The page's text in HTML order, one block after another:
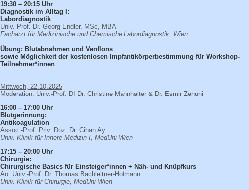
19:30 – 20:15 Uhr
Diagnostik im Alltag I:
Labordiagnostik
Univ.-Prof. Dr. Georg Endler, MSc, MBA
Facharzt für Medizinische und Chemische Labordiagnostik, Wien
Übung: Blutabnahmen und Venflons
sowie Möglichkeit der kostenlosen Impfantikörperbestimmung für Workshop-
Teilnehmer*innen
Mittwoch, 22.10.2025
Moderation: Univ.-Prof. DI Dr. Christine Mannhalter & Dr. Esmir Zenuni
16:00 – 17:00 Uhr
Blutgerinnung:
Antikoagulation
Assoc.-Prof. Priv. Doz. Dr. Cihan Ay
Univ.-Klinik für Innere Medizin I, MedUni Wien
17:15 – 20:00 Uhr
Chirurgie:
Chirurgische Basics für Einsteiger*innen + Näh- und Knüpfkurs
Ao. Univ.-Prof. Dr. Thomas Bachleitner-Hofmann
Univ.-Klinik für Chirurgie, MedUni Wien